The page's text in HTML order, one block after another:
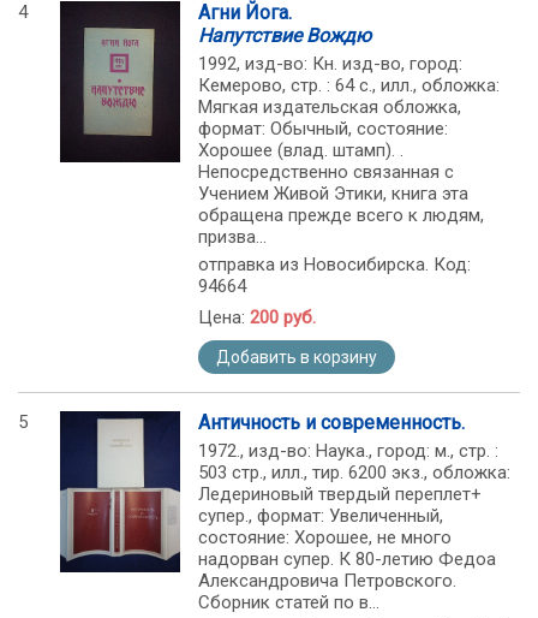
4
Агни Йога.
Напутствие Вождю
1992, изд-во: Кн. изд-во, город:
Кемерово, стр. : 64 с., илл., обложка:
Мягкая издательская обложка,
формат: Обычный, состояние:
Хорошее (влад. штамп). .
Непосредственно связанная с
Учением Живой Этики, книга эта
обращена прежде всего к людям,
призва...
отправка из Новосибирска. Код:
94664
Цена: 200 руб.
Добавить в корзину
5 Античность и современность.
1972., изд-во: Наука., город: м., стр. :
503 стр., илл., тир. 6200 экз., обложка:
Ледериновый твердый переплет+
супер., формат: Увеличенный,
состояние: Хорошее, не много
надорван супер. К 80-летию Федоа
Александровича Петровского.
Сборник статей по в...